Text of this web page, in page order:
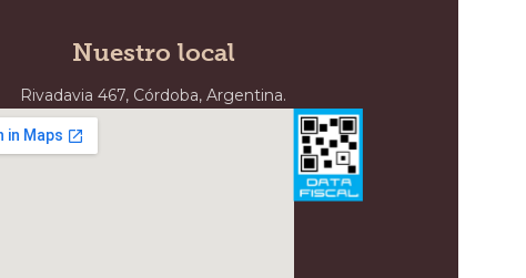
Nuestro local
Rivadavia 467, Córdoba, Argentina.